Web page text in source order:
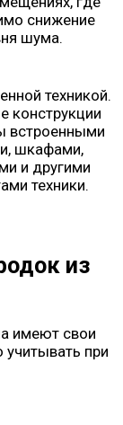
снижение
шума.
техникой.
конструкции
встроенными
шкафами,
и другими
техники.
из
имеют свои
при